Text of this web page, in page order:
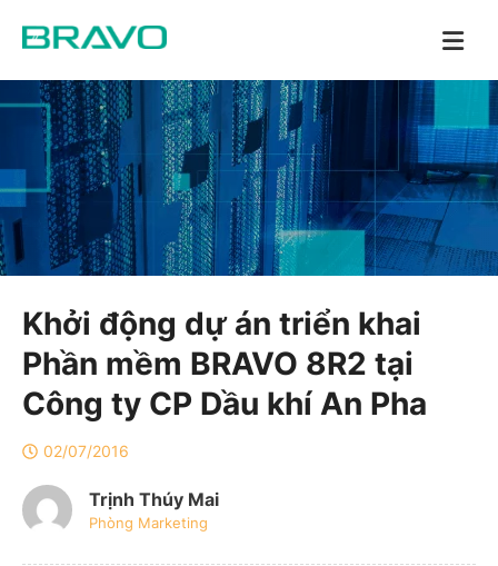
Khởi động dự án triển khai
Phần mềm BRAVO 8R2 tại
Công ty CP Dầu khí An Pha
02/07/2016
Trịnh Thúy Mai
Phòng Marketing